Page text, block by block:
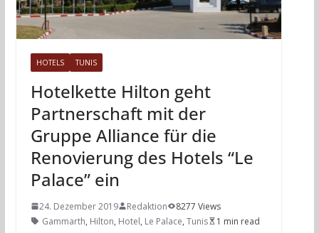
HOTELS TUNIS
Hotelkette Hilton geht
Partnerschaft mit der
Gruppe Alliance für die
Renovierung des Hotels “Le
Palace” ein
24. Dezember 2019 Redaktion
8277 Views
Gammarth, Hilton, Hotel, Le Palace, Tunis 1 min read